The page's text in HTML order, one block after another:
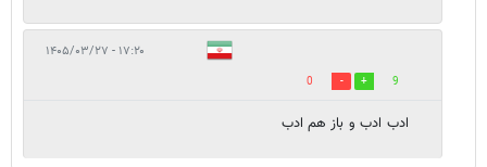
۱۷:۲۰ - ۱۴۰۵/۰۳/۲۷
9
0
ادب ادب و باز هم ادب